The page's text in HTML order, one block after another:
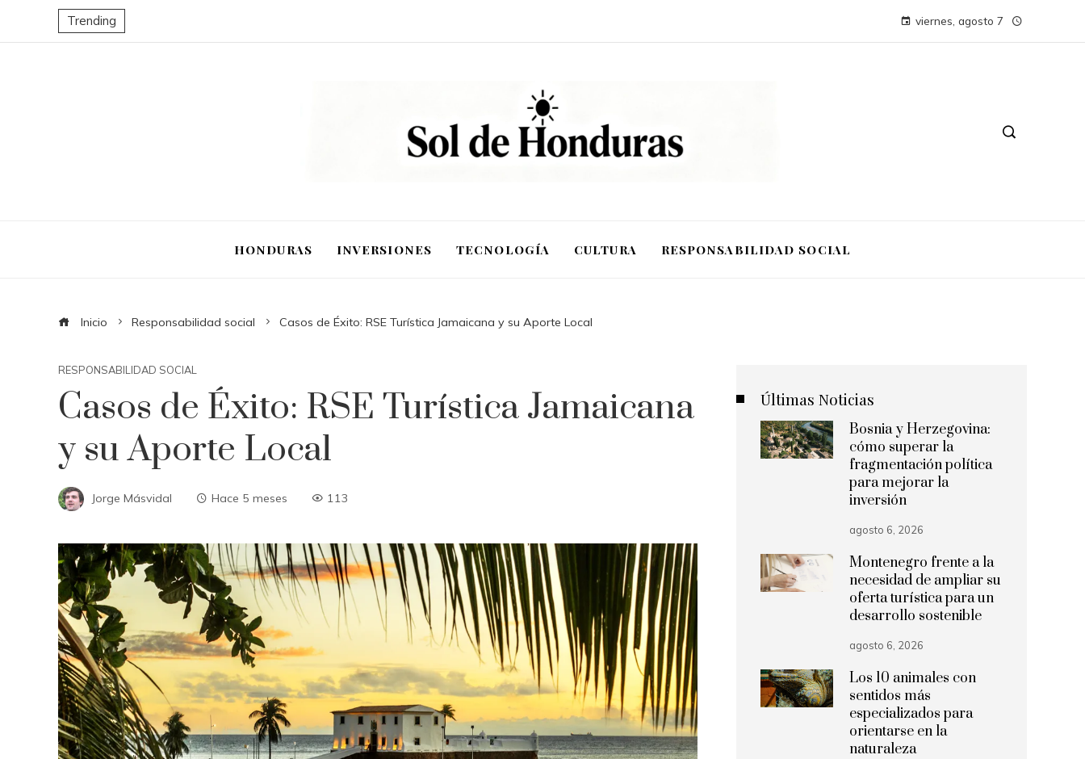
Trending viernes, agosto 7
HONDURAS INVERSIONES TECNOLOGÍA CULTURA RESPONSABILIDAD SOCIAL
Inicio Responsabilidad social Casos de Éxito: RSE Turística Jamaicana y su Aporte Local
RESPONSABILIDAD SOCIAL
Casos de Éxito: RSE Turística Jamaicana
y su Aporte Local
Jorge Másvidal Hace 5 meses 113
Últimas Noticias
Bosnia y Herzegovina:
cómo superar la
fragmentación política
para mejorar la
inversión
agosto 6, 2026
Montenegro frente a la
necesidad de ampliar su
oferta turística para un
desarrollo sostenible
agosto 6, 2026
Los 10 animales con
sentidos más
especializados para
orientarse en la
naturaleza